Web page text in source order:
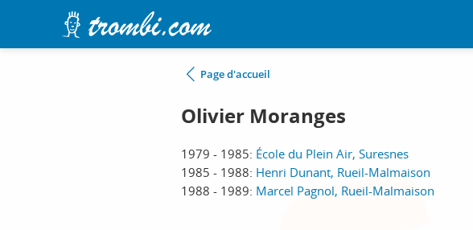
Page d'accueil
Olivier Moranges
1979 - 1985: École du Plein Air, Suresnes
1985 - 1988: Henri Dunant, Rueil-Malmaison
1988 - 1989: Marcel Pagnol, Rueil-Malmaison